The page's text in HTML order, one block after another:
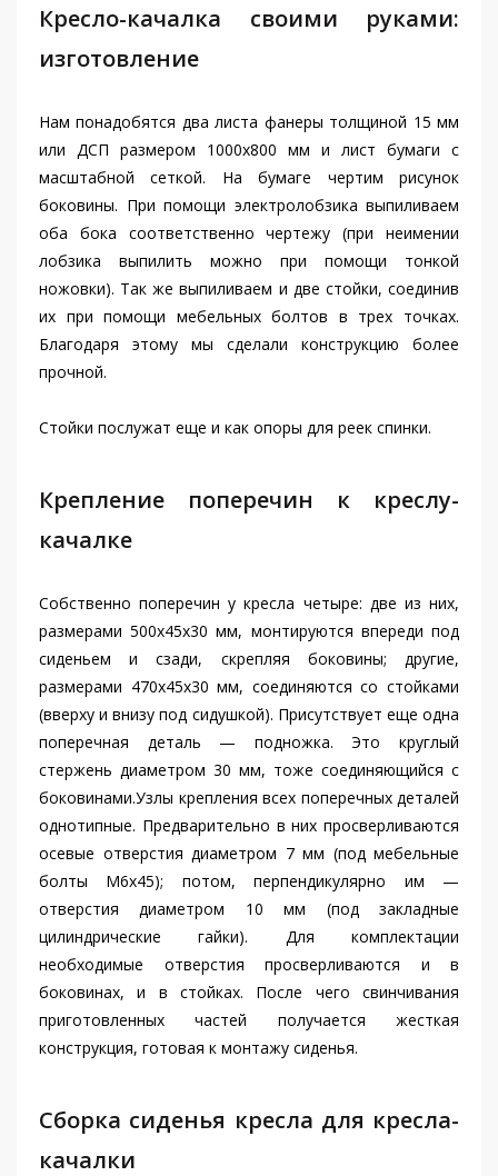
Кресло-качалка своими руками:
изготовление
Нам понадобятся два листа фанеры толщиной 15 мм
или ДСП размером 1000х800 мм и лист бумаги с
масштабной сеткой. На бумаге чертим рисунок
боковины. При помощи электролобзика выпиливаем
оба бока соответственно чертежу (при неимении
лобзика выпилить можно при помощи тонкой
ножовки). Так же выпиливаем и две стойки, соединив
их при помощи мебельных болтов в трех точках.
Благодаря этому мы сделали конструкцию более
прочной.
Стойки послужат еще и как опоры для реек спинки.
Крепление поперечин к креслу-
качалке
Собственно поперечин у кресла четыре: две из них,
размерами 500x45x30 мм, монтируются впереди под
сиденьем и сзади, скрепляя боковины; другие,
размерами 470x45x30 мм, соединяются со стойками
(вверху и внизу под сидушкой). Присутствует еще одна
поперечная деталь — подножка. Это круглый
стержень диаметром 30 мм, тоже соединяющийся с
боковинами.Узлы крепления всех поперечных деталей
однотипные. Предварительно в них просверливаются
осевые отверстия диаметром 7 мм (под мебельные
болты М6х45); потом, перпендикулярно им —
отверстия диаметром 10 мм (под закладные
цилиндрические гайки). Для комплектации
необходимые отверстия просверливаются и в
боковинах, и в стойках. После чего свинчивания
приготовленных частей получается жесткая
конструкция, готовая к монтажу сиденья.
Сборка сиденья кресла для кресла-
качалки